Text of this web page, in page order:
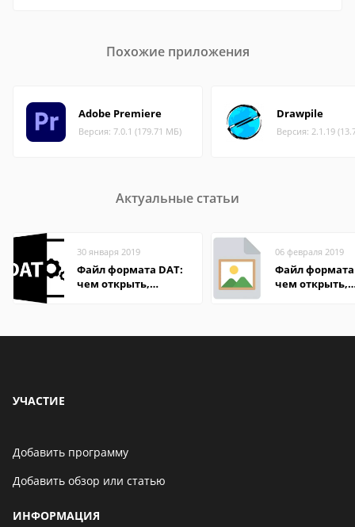
Похожие приложения
Adobe Premiere
Версия: 7.0.1 (179.71 МБ)
Drawpile
Версия: 2.1.19
Актуальные статьи
30 января 2019
Файл формата DAT:
чем открыть,
06 февраля 2019
Файл формата
чем открыть,
УЧАСТИЕ
Добавить программу
Добавить обзор или статью
ИНФОРМАЦИЯ